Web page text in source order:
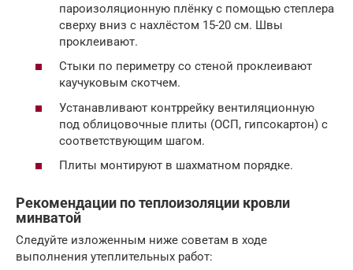
пароизоляционную плёнку с помощью степлера
сверху вниз с нахлёстом 15-20 см. Швы
проклеивают.
Стыки по периметру со стеной проклеивают
каучуковым скотчем.
Устанавливают контррейку вентиляционную
под облицовочные плиты (ОСП, гипсокартон) с
соответствующим шагом.
Плиты монтируют в шахматном порядке.
Рекомендации по теплоизоляции кровли
минватой
Следуйте изложенным ниже советам в ходе
выполнения утеплительных работ: